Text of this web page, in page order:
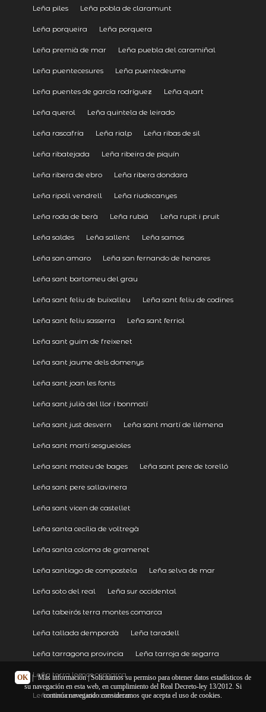
Leña piles Leña pobla de claramunt
Leña porqueira Leña porquera
Leña premià de mar Leña puebla del caramiñal
Leña puentecesures Leña puentedeume
Leña puentes de garcía rodríguez Leña quart
Leña querol Leña quintela de leirado
Leña rascafría Leña rialp Leña ribas de sil
Leña ribatejada Leña ribeira de piquín
Leña ribera de ebro Leña ribera dondara
Leña ripoll vendrell Leña riudecanyes
Leña roda de berà Leña rubiá Leña rupit i pruit
Leña saldes Leña sallent Leña samos
Leña san amaro Leña san fernando de henares
Leña sant bartomeu del grau
Leña sant feliu de buixalleu Leña sant feliu de codines
Leña sant feliu sasserra Leña sant ferriol
Leña sant guim de freixenet
Leña sant jaume dels domenys
Leña sant joan les fonts
Leña sant julià del llor i bonmatí
Leña sant just desvern Leña sant martí de llémena
Leña sant martí sesgueioles
Leña sant mateu de bages Leña sant pere de torelló
Leña sant pere sallavinera
Leña sant vicen de castellet
Leña santa cecília de voltregà
Leña santa coloma de gramenet
Leña santiago de compostela Leña selva de mar
Leña soto del real Leña sur occidental
Leña tabeirós terra montes comarca
Leña tallada dempordà Leña taradell
Leña tarragona provincia Leña tarroja de segarra
Leña terra lemos comarca
Leña terra melide comarca
OK | Más información| Solicitamos su permiso para obtener datos estadísticos de
su navegación en esta web, en cumplimiento del Real Decreto-ley 13/2012. Si
continúa navegando consideramos que acepta el uso de cookies.